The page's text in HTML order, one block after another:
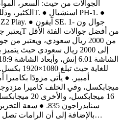
الجوالات من حيث: السعر،
إلى 2000 ريال سعودي حيث
ميجابكسل، وفي الخلف كاميرا
16 ميجابكسل،
بالإضافة إلى أن الرامات تصل إلى 6 جيجا رام. ● يدعم…